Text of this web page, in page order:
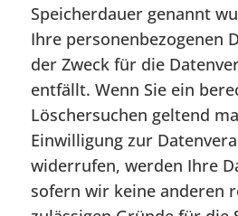
Speicherdauer genannt
Ihre personenbezogenen
der Zweck für die
entfällt. Wenn Sie ein
Löschersuchen geltend
Einwilligung zur
widerrufen, werden Ihre
sofern wir keine anderen